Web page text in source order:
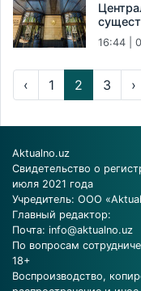
16:44 |
‹ 1 2 3 ›
Aktualno.uz
Свидетельство о
июля 2021 года
Учредитель: ООО
Главный редактор:
Почта: info@aktualno.uz
По вопросам
18+
Воспроизводство,